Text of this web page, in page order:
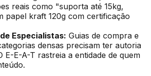
reais como "suporta até 15kg,
papel kraft 120g com certificação
Especialistas: Guias de compra e
densas precisam ter autoria
E-E-A-T rastreia a entidade de quem